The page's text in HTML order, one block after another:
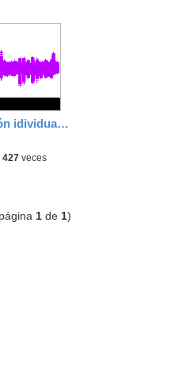
Equipos de protección idividual para trabajadores
427 veces
1 de 1)